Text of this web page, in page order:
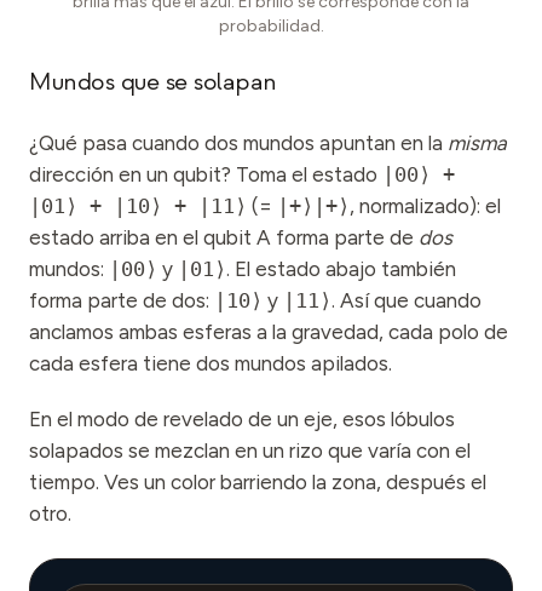
probabilidad.
Mundos que se solapan
¿Qué pasa cuando dos mundos apuntan en la misma
dirección en un qubit? Toma el estado
|00⟩ +
|01⟩ + |10⟩ + |11⟩ (= |+⟩|+⟩ , normalizado): el
estado arriba en el qubit A forma parte de dos
mundos:
|00⟩ y |01⟩. El estado abajo también
forma parte de dos:
|10⟩ y |11⟩. Así que cuando
anclamos ambas esferas a la gravedad, cada polo de
cada esfera tiene dos mundos apilados.
En el modo de revelado de un eje, esos lóbulos
solapados se mezclan en un rizo que varía con el
tiempo. Ves un color barriendo la zona, después el
otro.